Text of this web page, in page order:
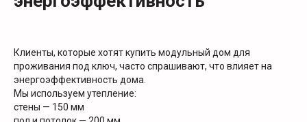
Клиенты, которые хотят купить модульный дом для
проживания под ключ, часто спрашивают, что влияет на
энергоэффективность дома.
Мы используем утепление:
стены — 150 мм